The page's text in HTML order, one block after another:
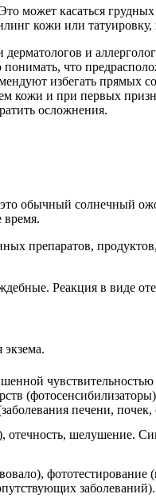
может касаться
кожи или татуировку,
и
что
избегать прямых
и при первых
осложнения.
обычный солнечный
время.
препаратов,
Реакция в виде
печени, почек,
отечность, шелушение.
фототестирование
заболеваний).